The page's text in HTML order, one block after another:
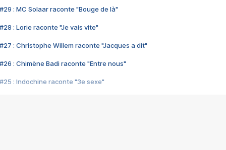
#29 : MC Solaar raconte "Bouge de là"
#28 : Lorie raconte "Je vais vite"
#27 : Christophe Willem raconte "Jacques a dit"
#26 : Chimène Badi raconte "Entre nous"
#25 : Indochine raconte "3e sexe"